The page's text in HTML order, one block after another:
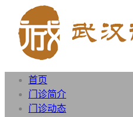
首页
门诊简介
门诊动态